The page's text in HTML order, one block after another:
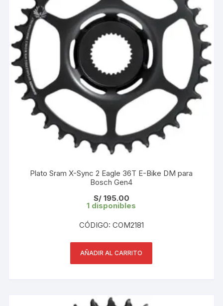
Plato Sram X-Sync 2 Eagle 36T E-Bike DM para
Bosch Gen4
S/195.00
1 disponibles
CÓDIGO: COM2181
AÑADIR AL CARRITO